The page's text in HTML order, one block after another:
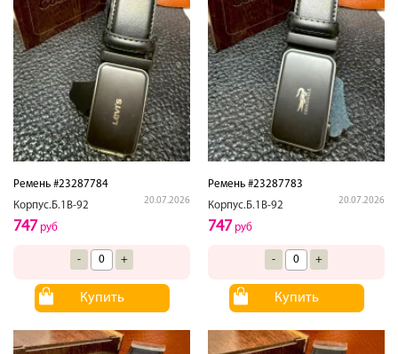
Ремень #23287784
Корпус.Б.1В-92
20.07.2026
747 руб
- +
Купить
Ремень #23287783
Корпус.Б.1В-92
20.07.2026
747 руб
- +
Купить